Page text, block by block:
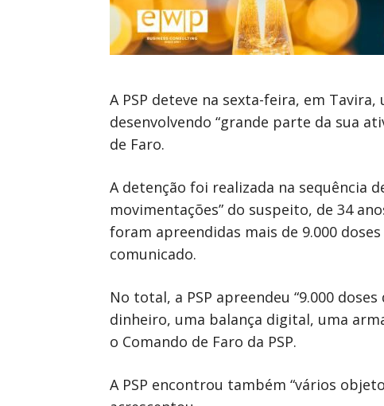
A PSP deteve na sexta-feira, em
desenvolvendo “grande parte da sua
de Faro.
A detenção foi realizada na sequência
movimentações” do suspeito, de 34
foram apreendidas mais de 9.000
comunicado.
No total, a PSP apreendeu “9.000
dinheiro, uma balança digital, uma
o Comando de Faro da PSP.
A PSP encontrou também “vários